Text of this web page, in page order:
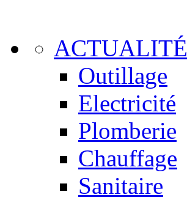
ACTUALITÉ
Outillage
Electricité
Plomberie
Chauffage
Sanitaire